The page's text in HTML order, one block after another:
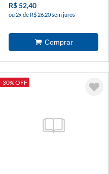
R$ 52,40
ou 2x de R$ 26,20 sem juros
-30% OFF